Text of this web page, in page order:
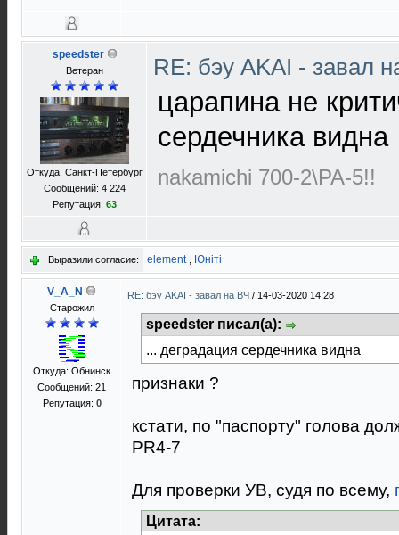
speedster
Ветеран
Откуда: Санкт-Петербург
Сообщений: 4 224
Репутация: 63
RE: бэу AKAI - завал
царапина не
сердечника видна
nakamichi 700-2\PA-5!!
Выразили согласие: element, Юнiтi
V_A_N
Старожил
Откуда: Обнинск
Сообщений: 21
Репутация: 0
RE: бэу AKAI - завал на ВЧ / 14-03-2020 14:28
speedster писал(а):
... деградация сердечника видна
признаки ?
кстати, по "паспорту" голова
PR4-7
Для проверки УВ, судя по всему,
Цитата: